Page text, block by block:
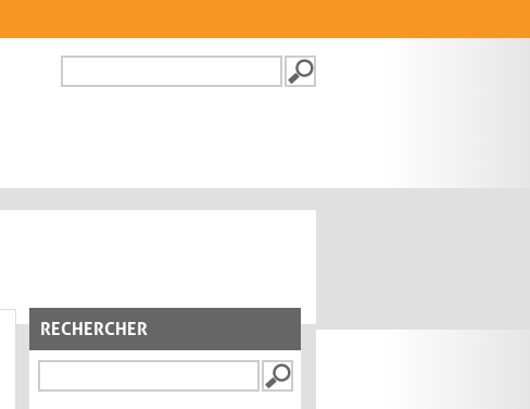
FORMULAIRE DE
RECHERCHER